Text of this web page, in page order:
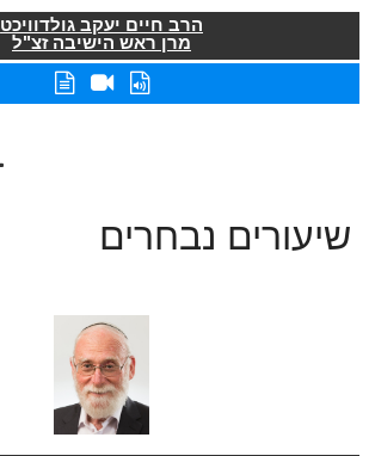
הרב חיים יעקב גולדוויכט
מרן ראש הישיבה זצ"ל
שיעורים נבחרים